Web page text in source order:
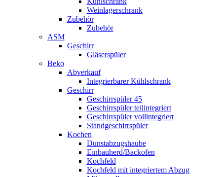
Weinlagerschrank
Zubehör
Zubehör
ASM
Geschirr
Gläserspüler
Beko
Abverkauf
Integrierbarer Kühlschrank
Geschirr
Geschirrspüler 45
Geschirrspüler teilintegriert
Geschirrspüler vollintegriert
Standgeschirrspüler
Kochen
Dunstabzugshaube
Einbauherd/Backofen
Kochfeld
Kochfeld mit integriertem Abzug